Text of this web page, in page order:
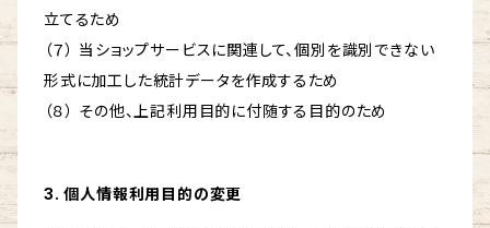
立てるため
（７） 当ショップサービスに関連して、個別を識別できない
形式に加工した統計データを作成するため
（８） その他、上記利用目的に付随する目的のため
3. 個人情報利用目的の変更